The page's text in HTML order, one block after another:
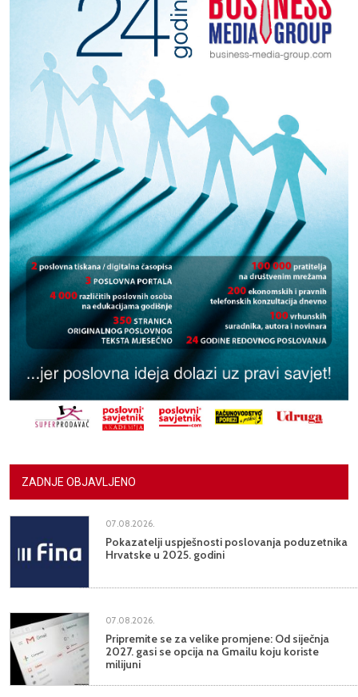
ZADNJE OBJAVLJENO
07.08.2026.
Pokazatelji uspješnosti poslovanja poduzetnika
Hrvatske u 2025. godini
07.08.2026.
Pripremite se za velike promjene: Od siječnja
2027. gasi se opcija na Gmailu koju koriste
milijuni